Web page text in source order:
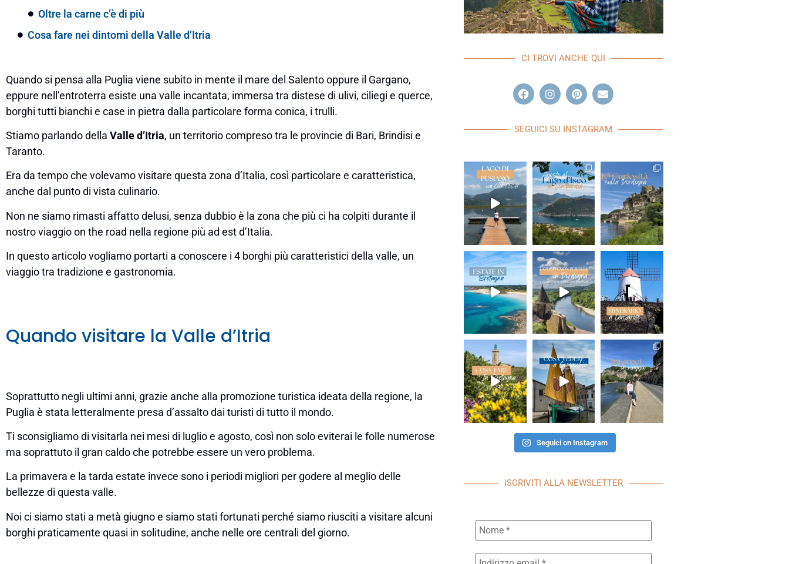
Oltre la carne c’è di più
Cosa fare nei dintorni della Valle d’Itria
Quando si pensa alla Puglia viene subito in mente il mare del Salento oppure il Gargano,
eppure nell’entroterra esiste una valle incantata, immersa tra distese di ulivi, ciliegi e querce,
borghi tutti bianchi e case in pietra dalla particolare forma conica, i trulli.
Stiamo parlando della Valle d’Itria, un territorio compreso tra le provincie di Bari, Brindisi e
Taranto.
Era da tempo che volevamo visitare questa zona d’Italia, così particolare e caratteristica,
anche dal punto di vista culinario.
Non ne siamo rimasti affatto delusi, senza dubbio è la zona che più ci ha colpiti durante il
nostro viaggio on the road nella regione più ad est d’Italia.
In questo articolo vogliamo portarti a conoscere i 4 borghi più caratteristici della valle, un
viaggio tra tradizione e gastronomia.
Quando visitare la Valle d’Itria
Soprattutto negli ultimi anni, grazie anche alla promozione turistica ideata della regione, la
Puglia è stata letteralmente presa d’assalto dai turisti di tutto il mondo.
Ti sconsigliamo di visitarla nei mesi di luglio e agosto, così non solo eviterai le folle numerose
ma soprattuto il gran caldo che potrebbe essere un vero problema.
La primavera e la tarda estate invece sono i periodi migliori per godere al meglio delle
bellezze di questa valle.
Noi ci siamo stati a metà giugno e siamo stati fortunati perché siamo riusciti a visitare alcuni
borghi praticamente quasi in solitudine, anche nelle ore centrali del giorno.
CI TROVI ANCHE QUI
SEGUICI SU INSTAGRAM
Seguici on Instagram
ISCRIVITI ALLA NEWSLETTER